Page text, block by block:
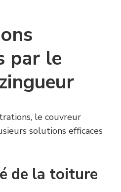
par le
le couvreur
solutions efficaces
de la toiture